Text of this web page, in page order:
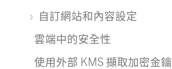
自訂網站和內容設定
雲端中的安全性
使用外部 KMS 擷取加密金鑰